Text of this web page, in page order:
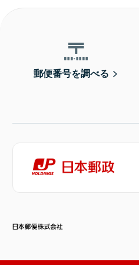
郵便番号を調べる